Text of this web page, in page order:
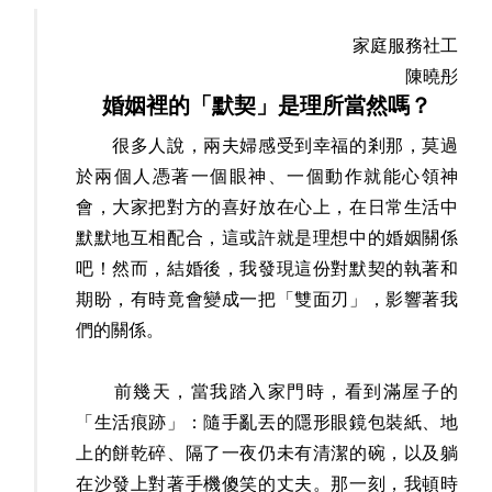
家庭服務社工
陳曉彤
婚姻裡的「默契」是理所當然嗎？
很多人說，兩夫婦感受到幸福的剎那，莫過
於兩個人憑著一個眼神、一個動作就能心領神
會，大家把對方的喜好放在心上，在日常生活中
默默地互相配合，這或許就是理想中的婚姻關係
吧！然而，結婚後，我發現這份對默契的執著和
期盼，有時竟會變成一把「雙面刃」，影響著我
們的關係。
前幾天，當我踏入家門時，看到滿屋子的
「生活痕跡」：隨手亂丟的隱形眼鏡包裝紙、地
上的餅乾碎、隔了一夜仍未有清潔的碗，以及躺
在沙發上對著手機傻笑的丈夫。那一刻，我頓時